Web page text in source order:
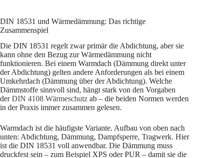
DIN 18531 und Wärmedämmung: Das richtige
Zusammenspiel
Die DIN 18531 regelt zwar primär die Abdichtung, aber sie
kann ohne den Bezug zur Wärmedämmung nicht
funktionieren. Bei einem Warmdach (Dämmung direkt unter
der Abdichtung) gelten andere Anforderungen als bei einem
Umkehrdach (Dämmung über der Abdichtung). Welche
Dämmstoffe sinnvoll sind, hängt stark von den Vorgaben
derDIN 4108 Wärmeschutz ab – die beiden Normen werden
in der Praxis immer zusammen gelesen.
Warmdach ist die häufigste Variante. Aufbau von oben nach
unten: Abdichtung, Dämmung, Dampfsperre, Tragwerk. Hier
ist die DIN 18531 voll anwendbar. Die Dämmung muss
druckfest sein – zum Beispiel XPS oder PUR – damit sie die